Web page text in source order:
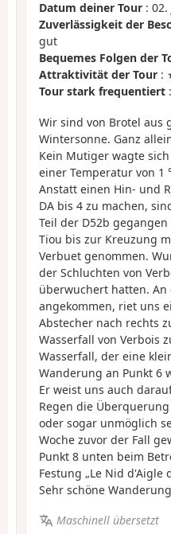
Datum deiner Tour : 02.
Zuverlässigkeit der
gut
Bequemes Folgen der
Attraktivität der Tour :
Tour stark frequentiert
Wir sind von Brotel aus
Wintersonne. Ganz
Kein Mutiger wagte
einer Temperatur von 1
Anstatt einen Hin- und
DA bis 4 zu machen,
Teil der D52b
Tiou bis zur Kreuzung
Verbuet genommen.
der Schluchten von
überwuchert hatten.
angekommen, riet uns
Abstecher nach rechts
Wasserfall von Verbois
Wasserfall, der eine
Wanderung an Punkt 6
Er weist uns auch
Regen die
oder sogar unmöglich
Woche zuvor der Fall
Punkt 8 unten beim
Festung „Le Nid d'Aigle
Sehr schöne
Maschinell übersetzt